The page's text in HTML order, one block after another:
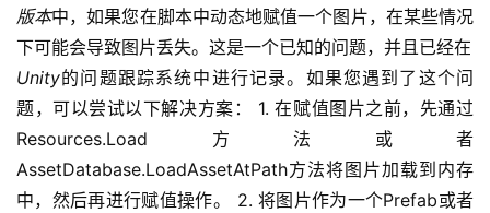
版本中，如果您在脚本中动态地赋值一个图片，在某些情况
下可能会导致图片丢失。这是一个已知的问题，并且已经在
Unity的问题跟踪系统中进行记录。如果您遇到了这个问
题，可以尝试以下解决方案： 1. 在赋值图片之前，先通过
Resources.Load方法或者
AssetDatabase.LoadAssetAtPath方法将图片加载到内存
中，然后再进行赋值操作。 2. 将图片作为一个Prefab或者